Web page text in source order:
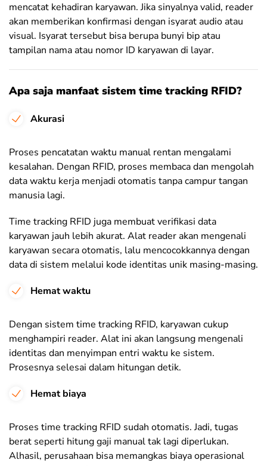
mencatat kehadiran karyawan. Jika sinyalnya valid, reader
akan memberikan konfirmasi dengan isyarat audio atau
visual. Isyarat tersebut bisa berupa bunyi bip atau
tampilan nama atau nomor ID karyawan di layar.
Apa saja manfaat sistem time tracking RFID?
Akurasi
Proses pencatatan waktu manual rentan mengalami
kesalahan. Dengan RFID, proses membaca dan mengolah
data waktu kerja menjadi otomatis tanpa campur tangan
manusia lagi.
Time tracking RFID juga membuat verifikasi data
karyawan jauh lebih akurat. Alat reader akan mengenali
karyawan secara otomatis, lalu mencocokkannya dengan
data di sistem melalui kode identitas unik masing-masing.
Hemat waktu
Dengan sistem time tracking RFID, karyawan cukup
menghampiri reader. Alat ini akan langsung mengenali
identitas dan menyimpan entri waktu ke sistem.
Prosesnya selesai dalam hitungan detik.
Hemat biaya
Proses time tracking RFID sudah otomatis. Jadi, tugas
berat seperti hitung gaji manual tak lagi diperlukan.
Alhasil, perusahaan bisa memangkas biaya operasional